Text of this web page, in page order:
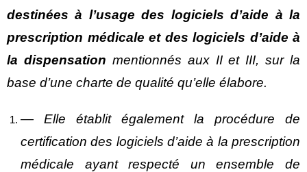
destinées à l’usage des logiciels d’aide à la
prescription médicale et des logiciels d’aide à
la dispensation mentionnés aux II et III, sur la
base d’une charte de qualité qu’elle élabore.
― Elle établit également la procédure de
certification des logiciels d’aide à la prescription
médicale ayant respecté un ensemble de